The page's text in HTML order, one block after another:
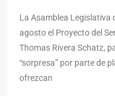
La Asamblea Legislativa
agosto el Proyecto del
Thomas Rivera Schatz,
“sorpresa” por parte de
ofrezcan